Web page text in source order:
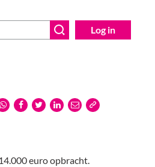
Log in
euro opbracht.